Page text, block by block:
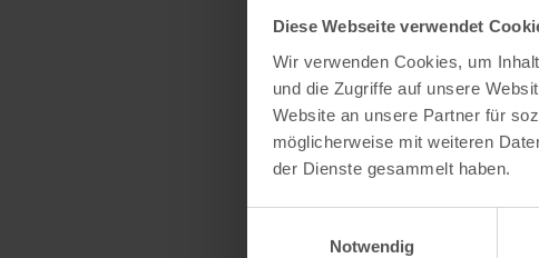
Diese Webseite verwendet
Wir verwenden Cookies, um
und die Zugriffe auf unsere
Website an unsere Partner für
möglicherweise mit weiteren
der Dienste gesammelt haben.
Notwendig